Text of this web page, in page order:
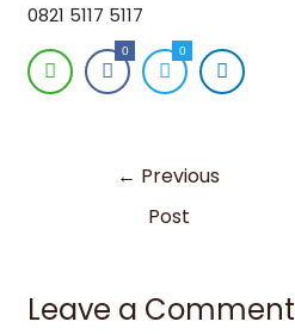
0821 5117 5117
0 0
← Previous
Post
Leave a Comment